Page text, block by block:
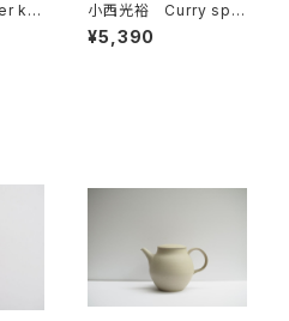
kni
小西光裕 Curry spo
on（真鍮×ステンレス）
¥5,390